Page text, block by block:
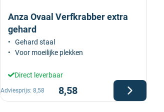
Anza Ovaal Verfkrabber extra
gehard
Gehard staal
Voor moeilijke plekken
Direct leverbaar
8,58
Adviesprijs:8,58